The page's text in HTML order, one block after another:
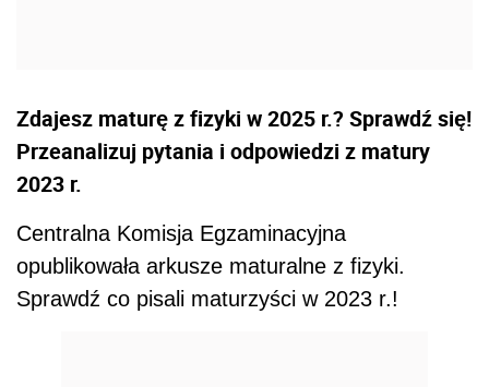
Zdajesz maturę z fizyki w 2025 r.? Sprawdź się!
Przeanalizuj pytania i odpowiedzi z matury
2023 r.
Centralna Komisja Egzaminacyjna
opublikowała arkusze maturalne z fizyki.
Sprawdź co pisali maturzyści w 2023 r.!